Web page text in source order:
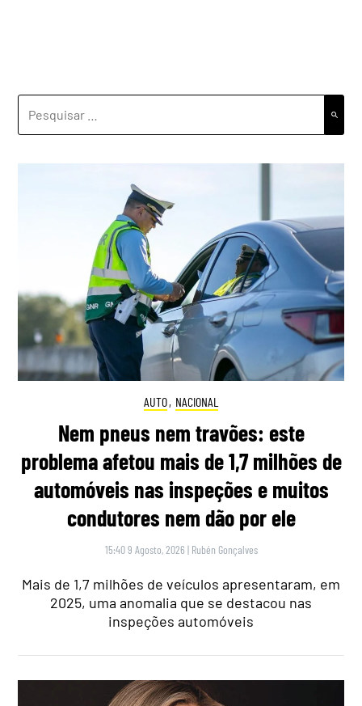
AUTO, NACIONAL
Nem pneus nem travões: este
problema afetou mais de 1,7 milhões de
automóveis nas inspeções e muitos
condutores nem dão por ele
15:40 9 Agosto, 2026 | Rubén Gonçalves
Mais de 1,7 milhões de veículos apresentaram, em
2025, uma anomalia que se destacou nas
inspeções automóveis